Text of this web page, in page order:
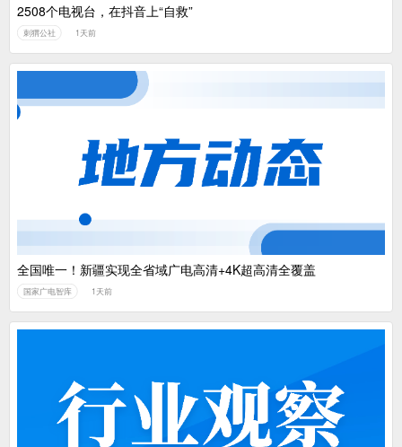
2508个电视台，在抖音上“自救”
刺猬公社 1天前
全国唯一！新疆实现全省域广电高清+4K超高清全覆盖
国家广电智库 1天前